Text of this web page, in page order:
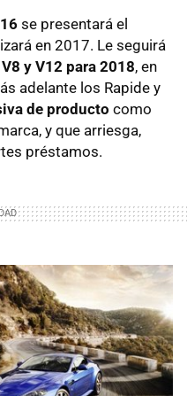
se presentará el
en 2017. Le seguirá
y V12 para 2018, en
adelante los Rapide y
de producto como
y que arriesga,
préstamos.